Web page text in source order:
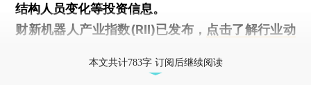
结构人员变化等投资信息。
财新机器人产业指数(RII)已发布， 点击了解行业动
本文共计783字 订阅后继续阅读